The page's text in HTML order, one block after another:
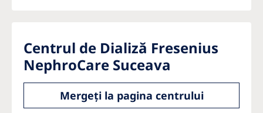
Centrul de Dializă Fresenius
NephroCare Suceava
Mergeți la pagina centrului